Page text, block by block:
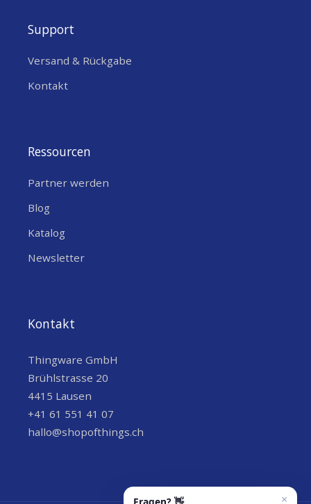
Support
Versand & Rückgabe
Kontakt
Ressourcen
Partner werden
Blog
Katalog
Newsletter
Kontakt
Thingware GmbH
Brühlstrasse 20
4415 Lausen
+41 61 551 41 07
hallo@shopofthings.ch